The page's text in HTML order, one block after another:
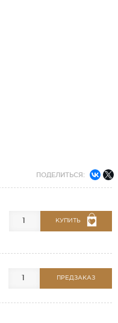
ПОДЕЛИТЬСЯ:
КУПИТЬ
ПРЕДЗАКАЗ